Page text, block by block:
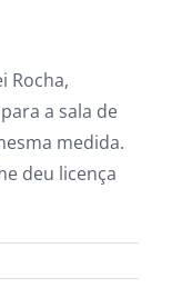
Rocha,
a sala de
medida.
deu licença